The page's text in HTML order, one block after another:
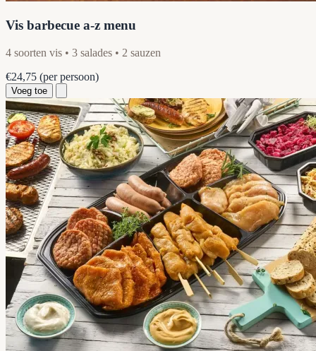
Vis barbecue a-z menu
4 soorten vis • 3 salades • 2 sauzen
€24,75 (per persoon)
Voeg toe